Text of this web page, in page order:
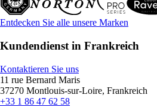
Entdecken Sie alle unsere Marken
Kundendienst in Frankreich
Kontaktieren Sie uns
11 rue Bernard Maris
37270 Montlouis-sur-Loire, Frankreich
+33 1 86 47 62 58